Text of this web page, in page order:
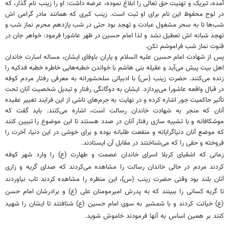
آمده، تبریک و تهنیت حق تعالی را ابلاغ نموده، عرضه داشت: او را زینب نام گذار، که
در لوح محفوظ این نام برای او ثبت است. زینب کبری که همانند مادر گرامی اش
شب‌ها تا به سحر مشغول عبادت و تهجد بود حتی در شب یازدهم محرم نماز شب و
تهجدشبانه اشتعطیل نشد و لذا امام حسین در ظهر عاشورا فرمود: خواهر جان در
قنوت نماز شب فراموشم نکن.
پس از شهادت امام حسین علیه السلام و یاران باوفای ایشان، مساله اسارت خاندان
اهل بیت پیش می‌آید و عقیله بنی هاشم با خواندن خطبه‌هایی خاطره خطبه فدکیه را
زنده می‌کنند. حضرت زینب (س) با ادبیاتی سلحشورانه به معرفی رفتار مردم کوفه
در قبال واقعه عاشورا می‌پردازد. ایشان به دوگانگی رفتار و تبدیل شخصیت آنان تحت
تأثیر حاکمیت جور اشاره کرده و در نهایت به جرم‌های ناشی از این فرایند تغییر عقیده
آنان که منجر به شهادت خاندان رسالت است، اشاره می‌کنند. باید گفت که
موشکافانه و با تشبیه سازی رفتار آنان در صدد هستند تا این موضوع را تبیین کنند
که موضع آنان دنیاگرایانه و منفعت طلبانه بوده و برای خوشی در این دنیا، آخرت را
فروخته و حقی را که می‌شناختند در مقابل آن ایستادند.
زمانی که اشقیای کربلا اسرای خاندان عصمت و طهارت (ع) را وارد شهر کوفه
کردند مردم در حالی خاندان رسالت را مشاهده می‌کردند که صدای گریه و زاری
آنان بلند بود وقتی حضرت زینب (س)، این منظره را مشاهده کردند تاب نیاوردند
تا گریه کسانی را ببینند که به پدرش امیرمومنان علی (ع) و برادرشان امام حسن
(ع) خیانت کردند و با شمشیر به سوی امام حسین (ع) شتافتند تا ایشان را شهید
کنند بر همین اساس به آنها فرمودند خاموش شوید.